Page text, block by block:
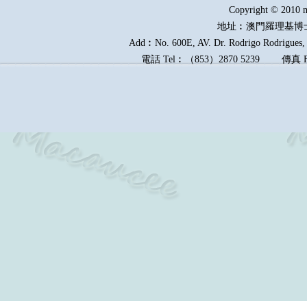
Copyright © 2010
地址︰澳門羅理基博
Add︰No. 600E, AV. Dr. Rodrigo
電話 Tel︰（853）2870 5239傳真